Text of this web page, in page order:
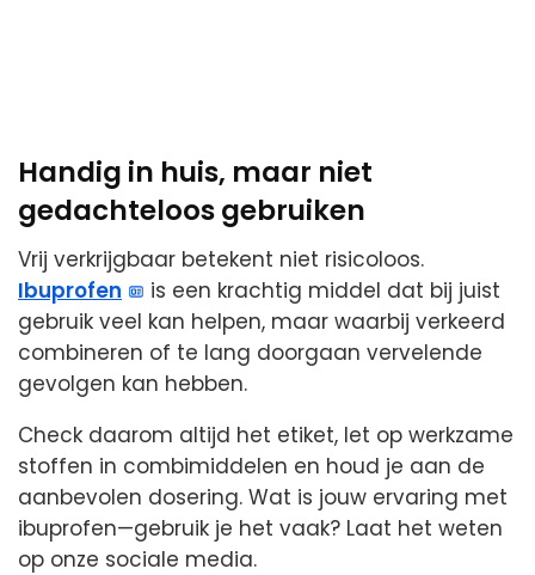
Handig in huis, maar niet
gedachteloos gebruiken
Vrij verkrijgbaar betekent niet risicoloos.
Ibuprofen
is een krachtig middel dat bij juist
gebruik veel kan helpen, maar waarbij verkeerd
combineren of te lang doorgaan vervelende
gevolgen kan hebben.
Check daarom altijd het etiket, let op werkzame
stoffen in combimiddelen en houd je aan de
aanbevolen dosering. Wat is jouw ervaring met
ibuprofen—gebruik je het vaak? Laat het weten
op onze sociale media.